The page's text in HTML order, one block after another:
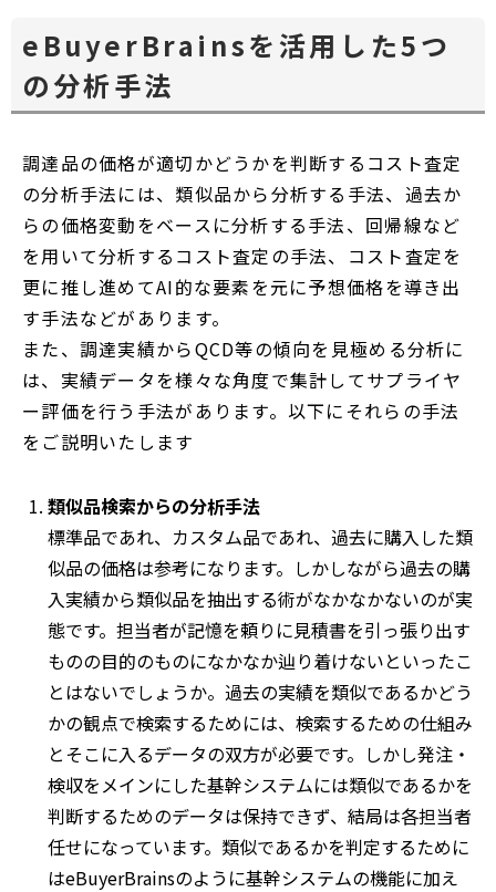
eBuyerBrainsを活用した5つ
の分析手法
調達品の価格が適切かどうかを判断するコスト査定
の分析手法には、類似品から分析する手法、過去か
らの価格変動をベースに分析する手法、回帰線など
を用いて分析するコスト査定の手法、コスト査定を
更に推し進めてAI的な要素を元に予想価格を導き出
す手法などがあります。
また、調達実績からQCD等の傾向を見極める分析に
は、実績データを様々な角度で集計してサプライヤ
ー評価を行う手法があります。以下にそれらの手法
をご説明いたします
類似品検索からの分析手法
標準品であれ、カスタム品であれ、過去に購入した類
似品の価格は参考になります。しかしながら過去の購
入実績から類似品を抽出する術がなかなかないのが実
態です。担当者が記憶を頼りに見積書を引っ張り出す
ものの目的のものになかなか辿り着けないといったこ
とはないでしょうか。過去の実績を類似であるかどう
かの観点で検索するためには、検索するための仕組み
とそこに入るデータの双方が必要です。しかし発注・
検収をメインにした基幹システムには類似であるかを
判断するためのデータは保持できず、結局は各担当者
任せになっています。類似であるかを判定するために
はeBuyerBrainsのように基幹システムの機能に加え